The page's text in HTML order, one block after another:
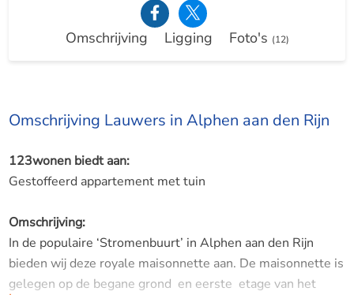
Omschrijving Ligging Foto's (12)
Omschrijving Lauwers in Alphen aan den Rijn
123wonen biedt aan:
Gestoffeerd appartement met tuin
Omschrijving:
In de populaire ‘Stromenbuurt’ in Alphen aan den Rijn
bieden wij deze royale maisonnette aan. De maisonnette is
gelegen op de begane grond en eerste etage van het